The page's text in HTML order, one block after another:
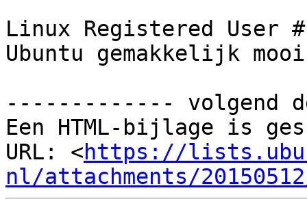
Linux Registered User #
Ubuntu gemakkelijk
------------- volgend
Een HTML-bijlage is
URL: <https://
nl/attachments/